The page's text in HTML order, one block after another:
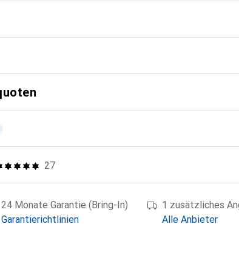
27
24 Monate Garantie (Bring-In)
Garantierichtlinien
1 zusätzliches
Alle Anbieter